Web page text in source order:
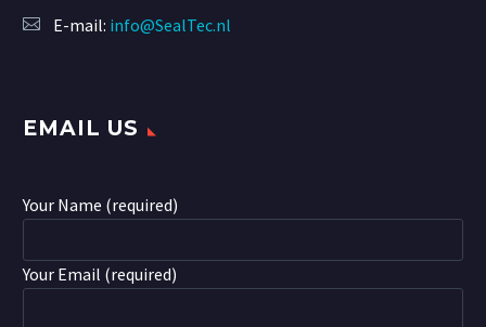
E-mail: info@SealTec.nl
EMAIL US
Your Name (required)
Your Email (required)